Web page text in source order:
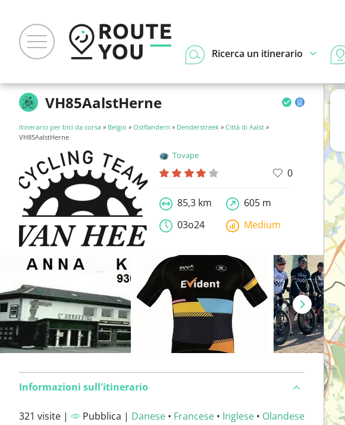
Ricerca un itinerario
VH85AalstHerne
Itinerario per bici da corsa » Belgio » Ostflandern » Denderstreek » Città di Aalst »
VH85AalstHerne
Tovape
0
85,3 km
605 m
03o24
Medium
Informazioni sull'itinerario
321 visite | Pubblica | Danese • Francese • Inglese • Olandese